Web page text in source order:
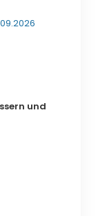
und